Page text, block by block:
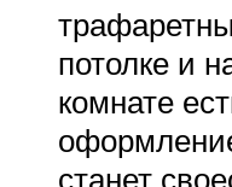
потолке и
комнате
станет